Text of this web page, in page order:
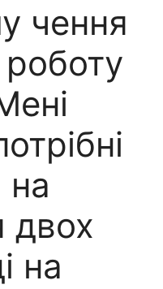
чення
на
двох
на